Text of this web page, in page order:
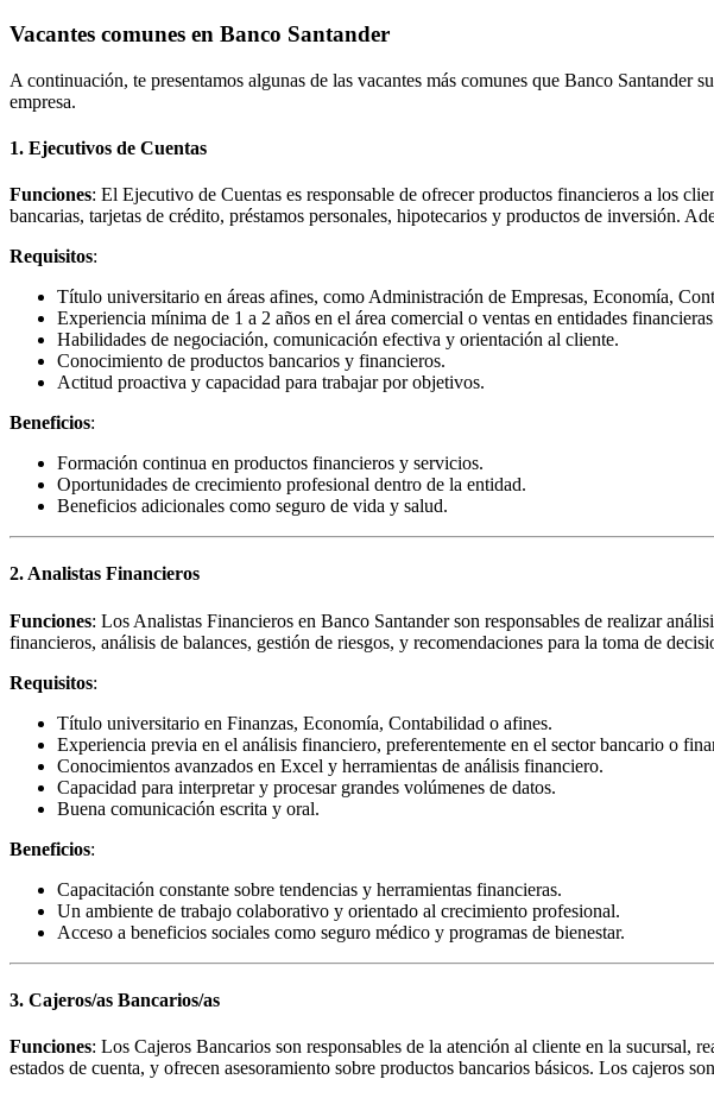
Vacantes comunes en Banco Santander
A continuación, te presentamos algunas de las vacantes más comunes que Banco Santander
empresa.
1. Ejecutivos de Cuentas
Funciones: El Ejecutivo de Cuentas es responsable de ofrecer productos financieros a los
bancarias, tarjetas de crédito, préstamos personales, hipotecarios y productos de inversión.
Requisitos:
Título universitario en áreas afines, como Administración de Empresas, Economía,
Experiencia mínima de 1 a 2 años en el área comercial o ventas en entidades
Habilidades de negociación, comunicación efectiva y orientación al cliente.
Conocimiento de productos bancarios y financieros.
Actitud proactiva y capacidad para trabajar por objetivos.
Beneficios:
Formación continua en productos financieros y servicios.
Oportunidades de crecimiento profesional dentro de la entidad.
Beneficios adicionales como seguro de vida y salud.
2. Analistas Financieros
Funciones: Los Analistas Financieros en Banco Santander son responsables de realizar
financieros, análisis de balances, gestión de riesgos, y recomendaciones para la toma de
Requisitos:
Título universitario en Finanzas, Economía, Contabilidad o afines.
Experiencia previa en el análisis financiero, preferentemente en el sector bancario o
Conocimientos avanzados en Excel y herramientas de análisis financiero.
Capacidad para interpretar y procesar grandes volúmenes de datos.
Buena comunicación escrita y oral.
Beneficios:
Capacitación constante sobre tendencias y herramientas financieras.
Un ambiente de trabajo colaborativo y orientado al crecimiento profesional.
Acceso a beneficios sociales como seguro médico y programas de bienestar.
3. Cajeros/as Bancarios/as
Funciones: Los Cajeros Bancarios son responsables de la atención al cliente en la sucursal,
estados de cuenta, y ofrecen asesoramiento sobre productos bancarios básicos. Los cajeros